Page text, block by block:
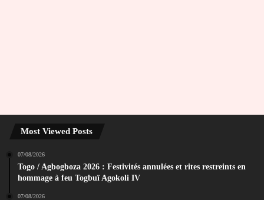
Most Viewed Posts
07/08/2026
Togo / Agbogboza 2026 : Festivités annulées et rites restreints en
hommage à feu Togbuï Agokoli IV
07/08/2026